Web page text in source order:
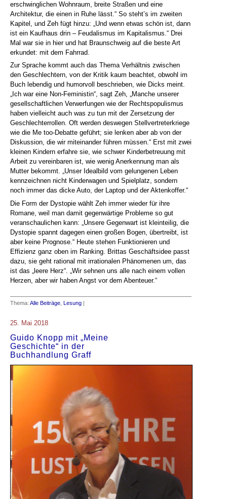
erschwinglichen Wohnraum, breite Straßen und eine
Architektur, die einen in Ruhe lässt.“ So steht’s im zweiten
Kapitel, und Zeh fügt hinzu: „Und wenn etwas schön ist, dann
ist ein Kaufhaus drin – Feudalismus im Kapitalismus.“ Drei
Mal war sie in hier und hat Braunschweig auf die beste Art
erkundet: mit dem Fahrrad.
Zur Sprache kommt auch das Thema Verhältnis zwischen
den Geschlechtern, von der Kritik kaum beachtet, obwohl im
Buch lebendig und humorvoll beschrieben, wie Dicks meint.
„Ich war eine Non-Feministin“, sagt Zeh, „Manche unserer
gesellschaftlichen Verwerfungen wie der Rechtspopulismus
haben vielleicht auch was zu tun mit der Zersetzung der
Geschlechterrollen. Oft werden deswegen Stellvertreterkriege
wie die Me too-Debatte geführt; sie lenken aber ab von der
Diskussion, die wir miteinander führen müssen.“ Erst mit zwei
kleinen Kindern erfahre sie, wie schwer Kinderbetreuung mit
Arbeit zu vereinbaren ist, wie wenig Anerkennung man als
Mutter bekommt. „Unser Idealbild vom gelungenen Leben
kennzeichnen nicht Kinderwagen und Spielplatz, sondern
noch immer das dicke Auto, der Laptop und der Aktenkoffer.“
Die Form der Dystopie wählt Zeh immer wieder für ihre
Romane, weil man damit gegenwärtige Probleme so gut
veranschaulichen kann: „Unsere Gegenwart ist kleinteilig, die
Dystopie spannt dagegen einen großen Bogen, übertreibt, ist
aber keine Prognose.“ Heute stehen Funktionieren und
Effizienz ganz oben im Ranking. Brittas Geschäftsidee passt
dazu, sie geht rational mit irrationalen Phänomenen um, das
ist das „leere Herz“. „Wir sehnen uns alle nach einem vollen
Herzen, aber wir haben Angst vor dem Abenteuer.“
Thema: Alle Beiträge Lesung |
25. Mai 2018
Guido Knopp mit „Meine
Geschichte“ in der
Buchhandlung Graff